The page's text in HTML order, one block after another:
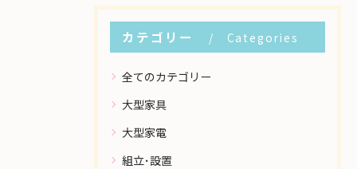
カテゴリー Categories
全てのカテゴリー
大型家具
大型家電
組立･設置